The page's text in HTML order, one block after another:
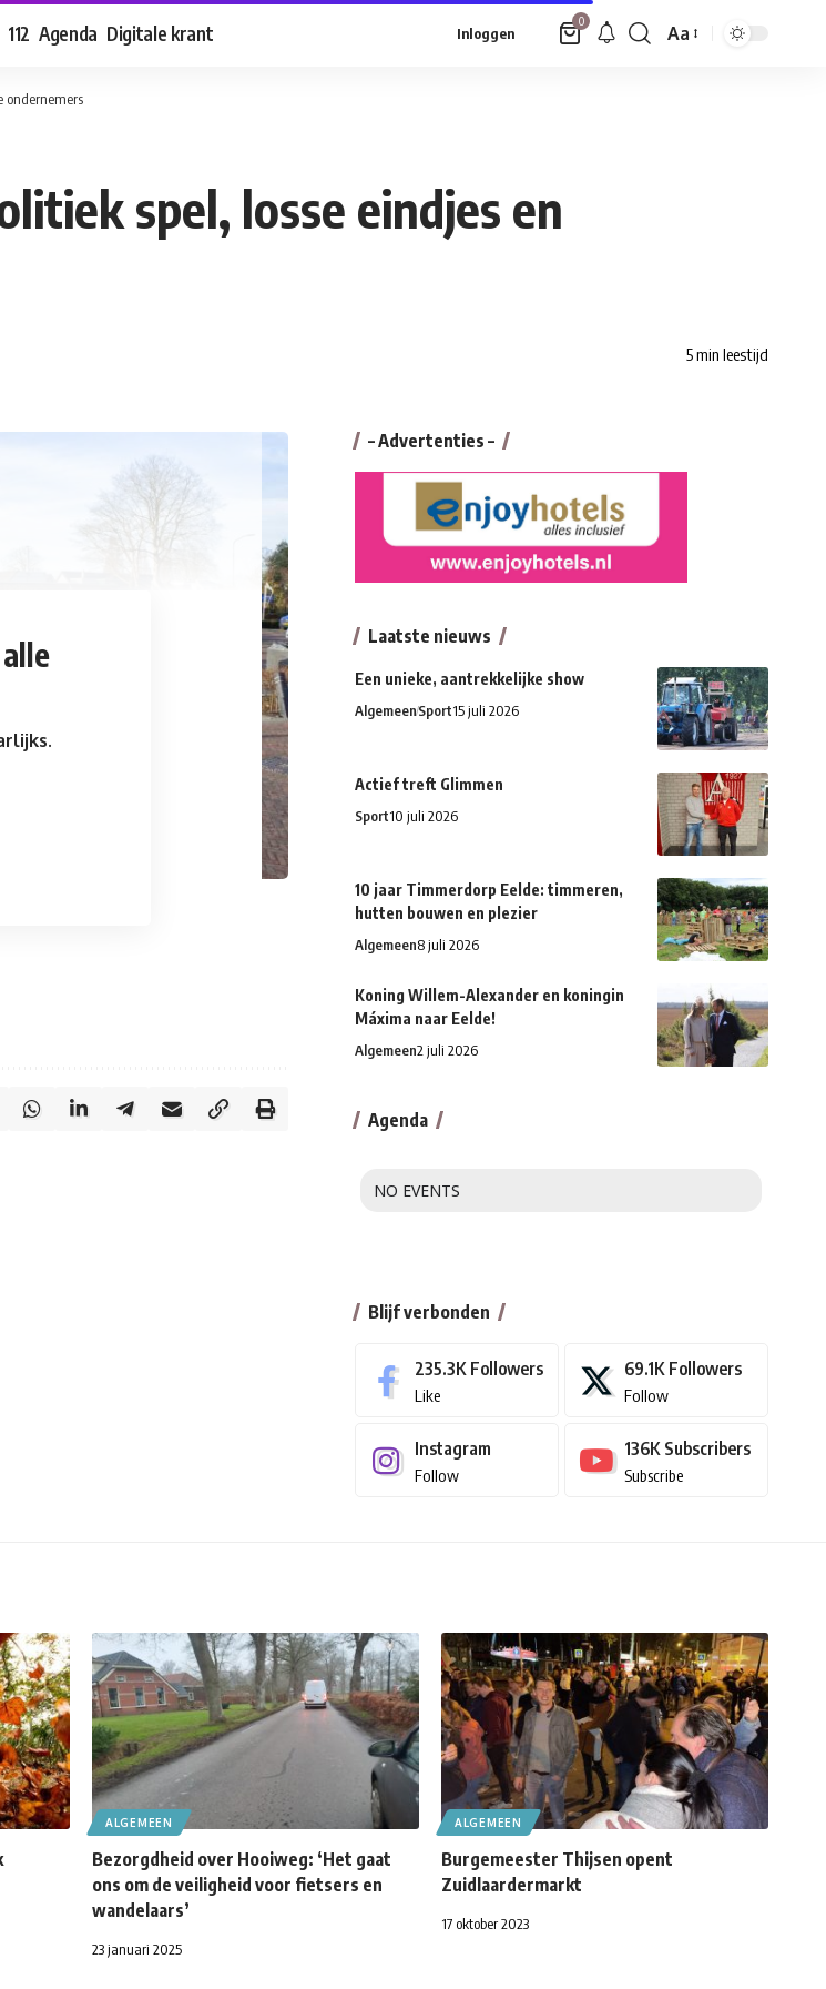
112 Agenda Digitale krant Inloggen
0
Font
Aa
ondernemers
spel, losse eindjes en
5 min leestijd
– Advertenties –
Laatste nieuws
Een unieke, aantrekkelijke show
AlgemeenSport15 juli 2026
Actief treft Glimmen
Sport10 juli 2026
10 jaar Timmerdorp Eelde: timmeren,
hutten bouwen en plezier
Algemeen8 juli 2026
Koning Willem-Alexander en koningin
Máxima naar Eelde!
Algemeen2 juli 2026
Agenda
NO EVENTS
Blijf verbonden
235.3K Followers
Like
69.1K Followers
Follow
Instagram
Follow
136K Subscribers
Subscribe
ALGEMEEN
Bezorgdheid over Hooiweg: ‘Het gaat
ons om de veiligheid voor fietsers en
wandelaars’
23 januari 2025
ALGEMEEN
Burgemeester Thijsen opent
Zuidlaardermarkt
17 oktober 2023